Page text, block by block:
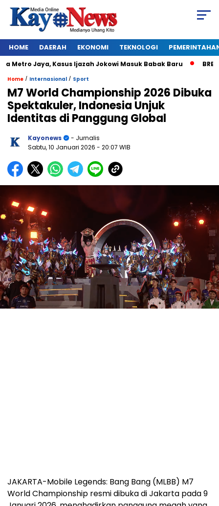
HOME DAERAH EKONOMI TEKNOLOGI
Jaya, Kasus Ijazah Jokowi Masuk Babak Baru
Home / Internasional / Sport
M7 World Championship 2026 Dibuka
Spektakuler, Indonesia Unjuk
Identitas di Panggung Global
Kayonews
- Jurnalis
Sabtu, 10 Januari 2026 - 20:07 WIB
JAKARTA-Mobile Legends: Bang Bang (MLBB) M7
World Championship resmi dibuka di Jakarta pada 9